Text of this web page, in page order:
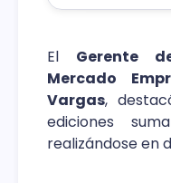
de la
El Gerente
Mercado
Vargas,
ediciones
realizándose en